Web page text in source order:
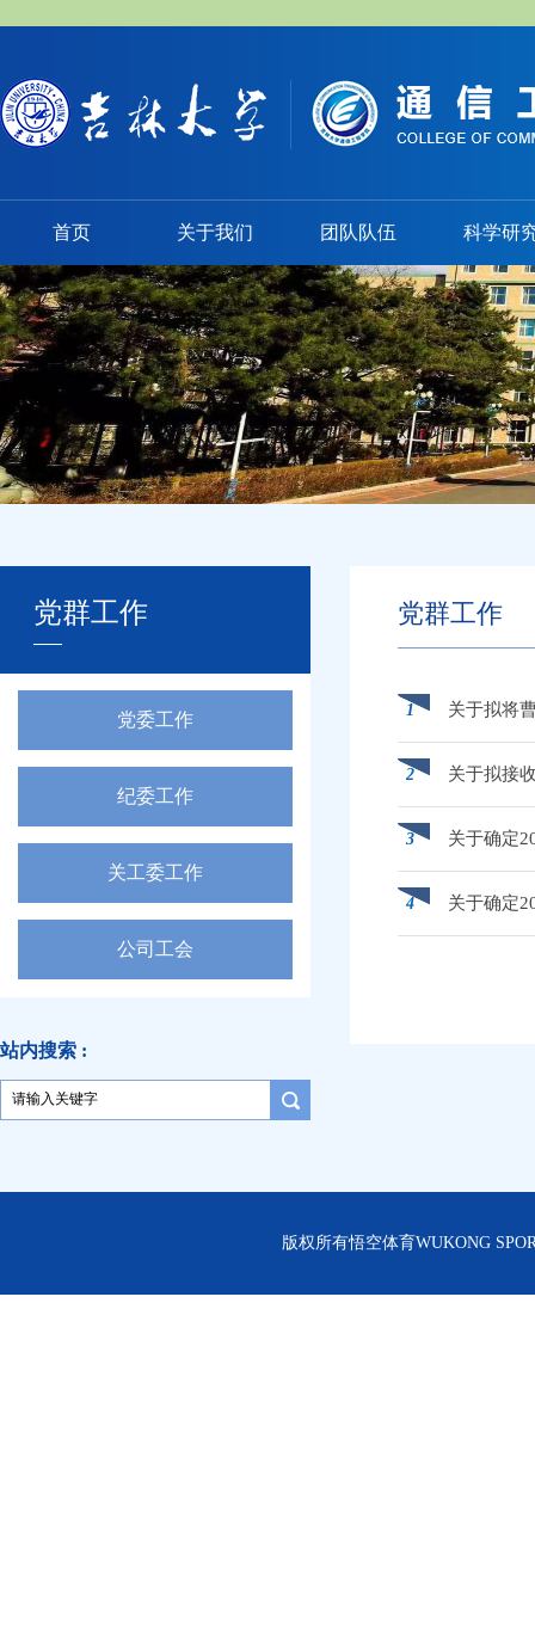
首页 关于我们 团队队伍 科学研
党群工作
党委工作
纪委工作
关工委工作
公司工会
站内搜索 :
党群工作
1 关于拟将
2 关于拟接
3 关于确定
4 关于确定
版权所有悟空体育WUKONG